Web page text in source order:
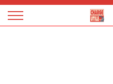
Magazine
Panneau de gestion des cookies